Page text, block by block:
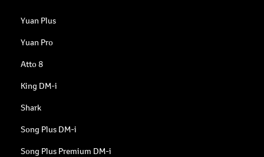
Yuan Plus
Yuan Pro
Atto 8
King DM-i
Shark
Song Plus DM-i
Song Plus Premium DM-i